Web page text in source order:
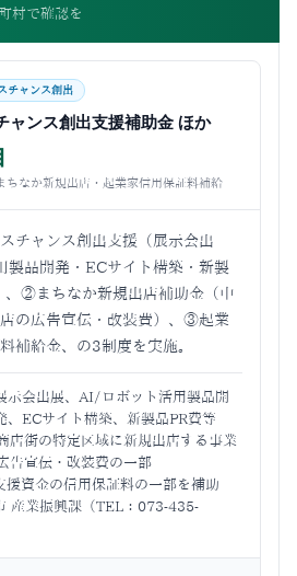
村で確認を
チャンス創出
ャンス創出支援補助金 ほか
ちなか新規出店・起業家信用保証料補給
チャンス創出支援（展示会出
製品開発・ECサイト構築・新製
、②まちなか新規出店補助金（中
の広告宣伝・改装費）、③起業
補給金、の3制度を実施。
示会出展、AI/ロボット活用製品開
、ECサイト構築、新製品PR費等
店街の特定区域に新規出店する事業
告宣伝・改装費の一部
援資金の信用保証料の一部を補助
産業振興課（TEL：073-435-